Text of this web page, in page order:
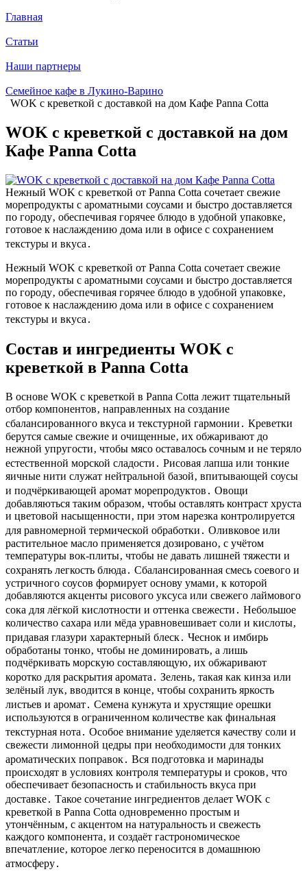
Главная
Статьи
Наши партнеры
Семейное кафе в Лукино-Варино
WOK с креветкой с доставкой на дом Кафе Panna Cotta
WOK с креветкой с доставкой на дом
Кафе Panna Cotta
Нежный WOK с креветкой от Panna Cotta сочетает свежие
морепродукты с ароматными соусами и быстро доставляется
по городу‚ обеспечивая горячее блюдо в удобной упаковке‚
готовое к наслаждению дома или в офисе с сохранением
текстуры и вкуса․
Нежный WOK с креветкой от Panna Cotta сочетает свежие
морепродукты с ароматными соусами и быстро доставляется
по городу‚ обеспечивая горячее блюдо в удобной упаковке‚
готовое к наслаждению дома или в офисе с сохранением
текстуры и вкуса․
Состав и ингредиенты WOK с
креветкой в Panna Cotta
В основе WOK с креветкой в Panna Cotta лежит тщательный
отбор компонентов‚ направленных на создание
сбалансированного вкуса и текстурной гармонии․ Креветки
берутся самые свежие и очищенные‚ их обжаривают до
нежной упругости‚ чтобы мясо оставалось сочным и не теряло
естественной морской сладости․ Рисовая лапша или тонкие
яичные нити служат нейтральной базой‚ впитывающей соусы
и подчёркивающей аромат морепродуктов․ Овощи
добавляються таким образом‚ чтобы оставлять контраст хруста
и цветовой насыщенности‚ при этом нарезка контролируется
для равномерной термической обработки․ Оливковое или
растительное масло применяется дозировано‚ с учётом
температуры вок-плиты‚ чтобы не давать лишней тяжести и
сохранять легкость блюда․ Сбалансированная смесь соевого и
устричного соусов формирует основу умами‚ к которой
добавляются акценты рисового уксуса или свежего лаймового
сока для лёгкой кислотности и оттенка свежести․ Небольшое
количество сахара или мёда уравновешивает соли и кислоты‚
придавая глазури характерный блеск․ Чеснок и имбирь
обработаны тонко‚ чтобы не доминировать‚ а лишь
подчёркивать морскую составляющую‚ их обжаривают
коротко для раскрытия аромата․ Зелень‚ такая как кинза или
зелёный лук‚ вводится в конце‚ чтобы сохранить яркость
листьев и аромат․ Семена кунжута и хрустящие орешки
используются в ограниченном количестве как финальная
текстурная нота․ Особое внимание уделяется качеству соли и
свежести лимонной цедры при необходимости для тонких
ароматических поправок․ Вся подготовка и маринады
происходят в условиях контроля температуры и сроков‚ что
обеспечивает безопасность и стабильность вкуса при
доставке․ Такое сочетание ингредиентов делает WOK с
креветкой в Panna Cotta одновременно простым и
утончённым‚ с акцентом на натуральность и свежесть
каждого компонента‚ и создаёт гастрономическое
впечатление‚ которое легко переносится в домашнюю
атмосферу․